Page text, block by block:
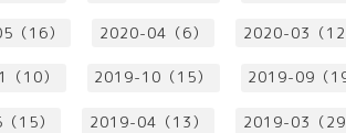
（16） 2020-04（6） 2020-03（12
10） 2019-10（15） 2019-09（19
15） 2019-04（13） 2019-03（29